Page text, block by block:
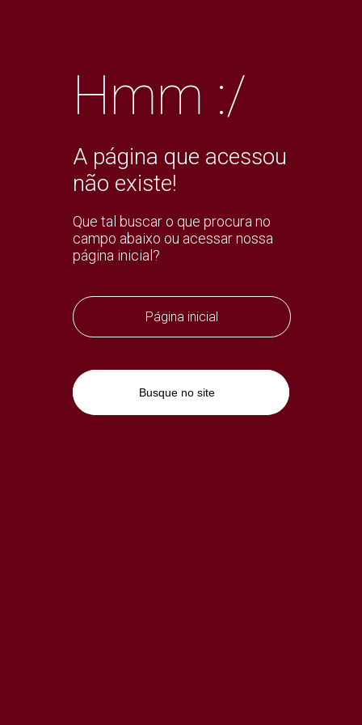
Hmm :/
A página que acessou
não existe!
Que tal buscar o que procura no
campo abaixo ou acessar nossa
página inicial?
Página inicial